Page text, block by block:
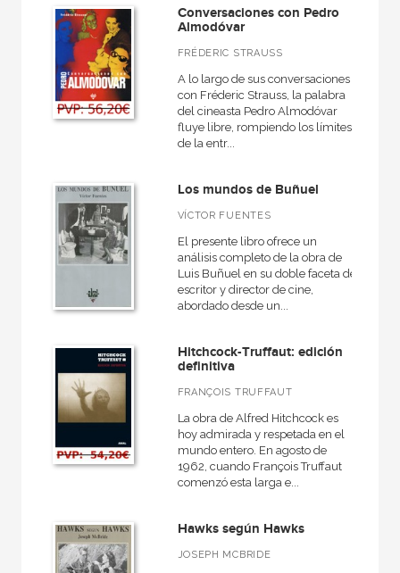
Conversaciones con Pedro
Almodóvar
FRÉDERIC STRAUSS
A lo largo de sus conversaciones
con Fréderic Strauss, la palabra
del cineasta Pedro Almodóvar
fluye libre, rompiendo los límites
de la entr...
Los mundos de Buñuel
VÍCTOR FUENTES
El presente libro ofrece un
análisis completo de la obra de
Luis Buñuel en su doble faceta de
escritor y director de cine,
abordado desde un...
Hitchcock-Truffaut: edición
definitiva
FRANÇOIS TRUFFAUT
La obra de Alfred Hitchcock es
hoy admirada y respetada en el
mundo entero. En agosto de
1962, cuando François Truffaut
comenzó esta larga e...
Hawks según Hawks
JOSEPH MCBRIDE